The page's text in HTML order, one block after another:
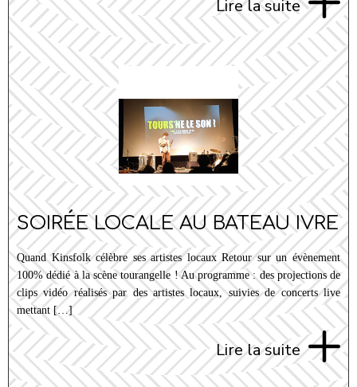
Lire la suite
SOIRÉE LOCALE AU BATEAU IVRE
Quand Kinsfolk célèbre ses artistes locaux Retour sur un évènement
100% dédié à la scène tourangelle ! Au programme : des projections de
clips vidéo réalisés par des artistes locaux, suivies de concerts live
mettant […]
Lire la suite